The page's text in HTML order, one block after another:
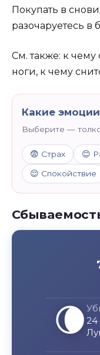
Покупать в
разочаруетесь в
См. также: к чему
ноги, к чему
Какие
Выберите —
😨 Страх 😊
😌 Спокойствие
🌘 24